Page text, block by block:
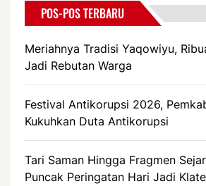
POS-POS TERBARU
Meriahnya Tradisi Yaqowiyu,
Jadi Rebutan Warga
Festival Antikorupsi 2026,
Kukuhkan Duta Antikorupsi
Tari Saman Hingga Fragmen
Puncak Peringatan Hari Jadi